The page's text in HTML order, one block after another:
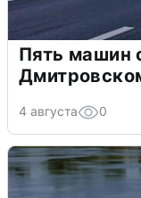
Пять машин
4 августа 0